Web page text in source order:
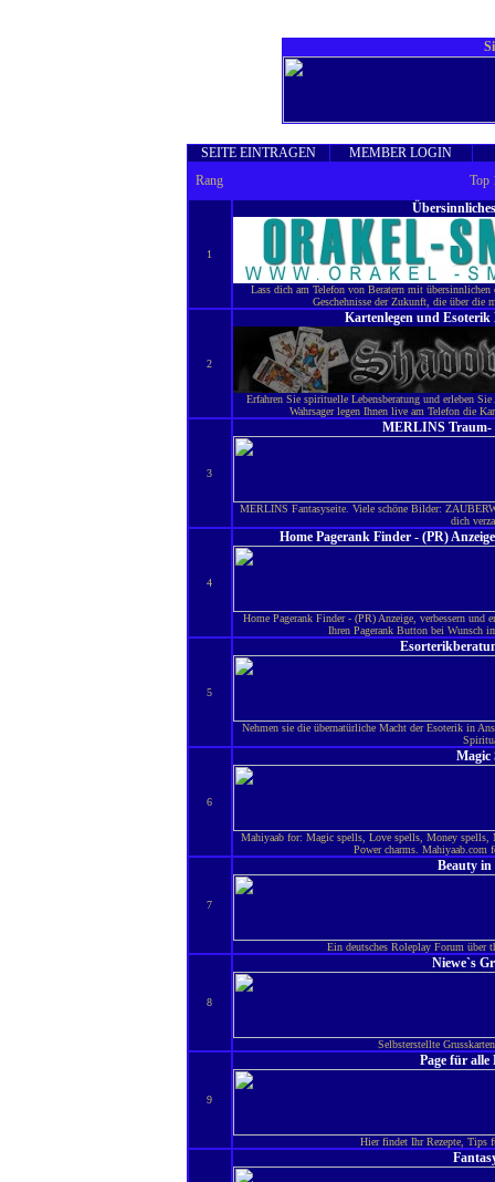
SEITE EINTRAGEN
MEMBER LOGIN
Rang
Top
1
Lass dich am Telefon von Beratern mit übersinnlichen
Geschehnisse der Zukunft, die über die
2
Kartenlegen und
Erfahren Sie spirituelle Lebensberatung und erleben
Wahrsager legen Ihnen live am Telefon die
3
MERLINS Traum-
MERLINS Fantasyseite. Viele schöne Bilder:
dich
4
Home Pagerank Finder - (PR)
Home Pagerank Finder - (PR) Anzeige, verbessern
Ihren Pagerank Button bei Wunsch
5
Nehmen sie die übernatürliche Macht der Esoterik in
6
Magic
Mahiyaab for: Magic spells, Love spells, Money
Power charms. Mahiyaab.com
7
Beauty
Ein deutsches Roleplay Forum über
8
Niewe`s
Selbsterstellte
9
Page für alle
Hier findet Ihr Rezepte, Tips